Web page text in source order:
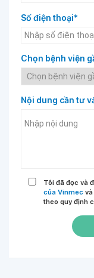
Số điện thoại*
Chọn bệnh viện
Nội dung cần tư
Tôi đã đọc và
của Vinmec
theo quy định